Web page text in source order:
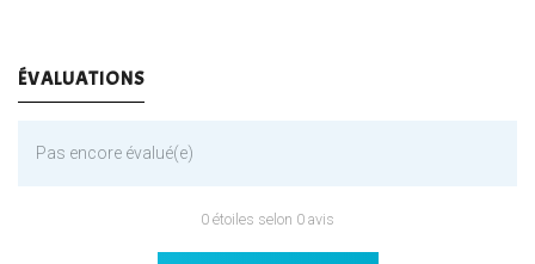
ÉVALUATIONS
Pas encore évalué(e)
0 étoiles selon 0 avis